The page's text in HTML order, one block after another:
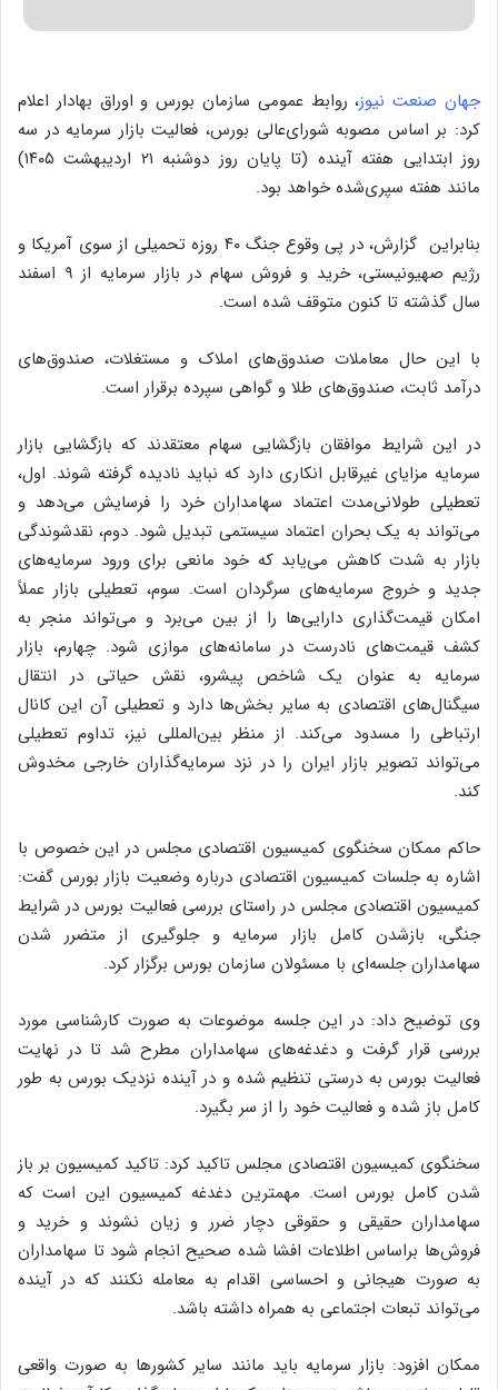
جهان صنعت نیوز، روابط عمومی سازمان بورس و اوراق بهادار اعلام
کرد: بر اساس مصوبه شورای‌عالی بورس، فعالیت بازار سرمایه در سه
روز ابتدایی هفته آینده (تا پایان روز دوشنبه ۲۱ اردیبهشت ۱۴۰۵)
مانند هفته سپری‌شده خواهد بود.
بنابراین گزارش، در پی وقوع جنگ ۴۰ روزه تحمیلی از سوی آمریکا و
رژیم صهیونیستی، خرید و فروش سهام در بازار سرمایه از ۹ اسفند
سال گذشته تا کنون متوقف شده است.
با این حال معاملات صندوق‌های املاک و مستغلات، صندوق‌های
درآمد ثابت، صندوق‌های طلا و گواهی سپرده برقرار است.
در این شرایط موافقان بازگشایی سهام معتقدند که بازگشایی بازار
سرمایه مزایای غیرقابل انکاری دارد که نباید نادیده گرفته شوند. اول،
تعطیلی طولانی‌مدت اعتماد سهامداران خرد را فرسایش می‌دهد و
می‌تواند به یک بحران اعتماد سیستمی تبدیل شود. دوم، نقدشوندگی
بازار به شدت کاهش می‌یابد که خود مانعی برای ورود سرمایه‌های
جدید و خروج سرمایه‌های سرگردان است. سوم، تعطیلی بازار عملاً
امکان قیمت‌گذاری دارایی‌ها را از بین می‌برد و می‌تواند منجر به
کشف قیمت‌های نادرست در سامانه‌های موازی شود. چهارم، بازار
سرمایه به عنوان یک شاخص پیشرو، نقش حیاتی در انتقال
سیگنال‌های اقتصادی به سایر بخش‌ها دارد و تعطیلی آن این کانال
ارتباطی را مسدود می‌کند. از منظر بین‌المللی نیز، تداوم تعطیلی
می‌تواند تصویر بازار ایران را در نزد سرمایه‌گذاران خارجی مخدوش
کند.
حاکم ممکان سخنگوی کمیسیون اقتصادی مجلس در این خصوص با
اشاره به جلسات کمیسیون اقتصادی درباره وضعیت بازار بورس گفت:
کمیسیون اقتصادی مجلس در راستای بررسی فعالیت بورس در شرایط
جنگی، بازشدن کامل بازار سرمایه و جلوگیری از متضرر شدن
سهامداران جلسه‌ای با مسئولان سازمان بورس برگزار کرد.
وی توضیح داد: در این جلسه موضوعات به صورت کارشناسی مورد
بررسی قرار گرفت و دغدغه‌های سهامداران مطرح شد تا در نهایت
فعالیت بورس به درستی تنظیم شده و در آینده نزدیک بورس به طور
کامل باز شده و فعالیت خود را از سر بگیرد.
سخنگوی کمیسیون اقتصادی مجلس تاکید کرد: تاکید کمیسیون بر باز
شدن کامل بورس است. مهمترین دغدغه کمیسیون این است که
سهامداران حقیقی و حقوقی دچار ضرر و زیان نشوند و خرید و
فروش‌ها براساس اطلاعات افشا شده صحیح انجام شود تا سهامداران
به صورت هیجانی و احساسی اقدام به معامله نکنند که در آینده
می‌تواند تبعات اجتماعی به همراه داشته باشد.
ممکان افزود: بازار سرمایه باید مانند سایر کشورها به صورت واقعی